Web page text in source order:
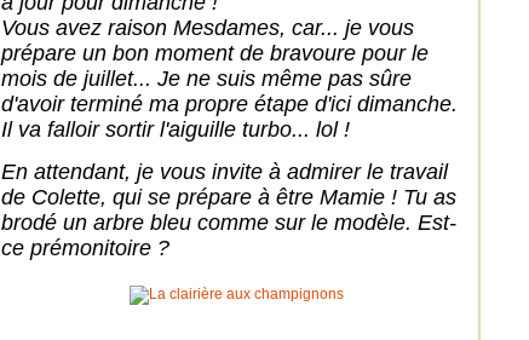
Vous avez raison Mesdames, car... je vous
prépare un bon moment de bravoure pour le
mois de juillet... Je ne suis même pas sûre
d'avoir terminé ma propre étape d'ici dimanche.
Il va falloir sortir l'aiguille turbo... lol !
En attendant, je vous invite à admirer le travail
de Colette, qui se prépare à être Mamie ! Tu as
brodé un arbre bleu comme sur le modèle. Est-
ce prémonitoire ?